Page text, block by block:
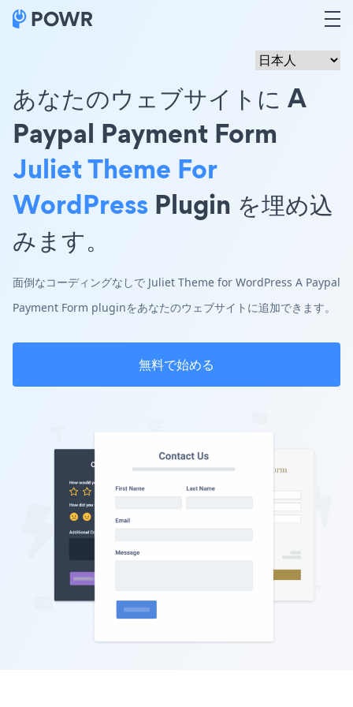
あなたのウェブサイトに A
Paypal Payment Form
Juliet Theme For
WordPress Plugin を埋め込
みます。
面倒なコーディングなしで Juliet Theme for WordPress A Paypal
Payment Form pluginをあなたのウェブサイトに追加できます。
無料で始める